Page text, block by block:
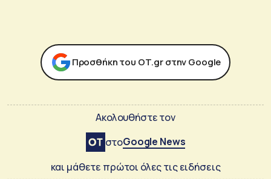
Προσθήκη του ΟΤ.gr στην Google
Ακολουθήστε τον
στοGoogle News
και μάθετε πρώτοι όλες τις ειδήσεις